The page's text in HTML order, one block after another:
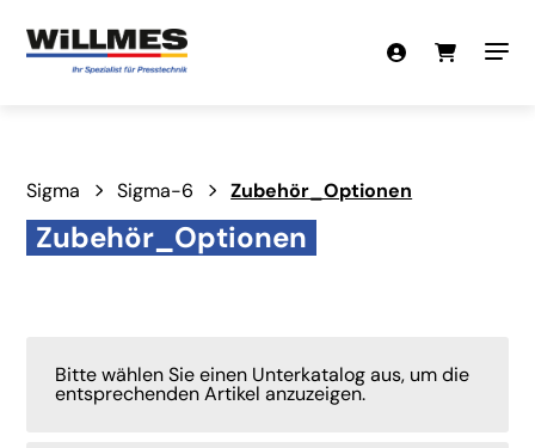
Sigma Sigma-6 Zubehör_Optionen
Zubehör_Optionen
Bitte wählen Sie einen Unterkatalog aus, um die
entsprechenden Artikel anzuzeigen.